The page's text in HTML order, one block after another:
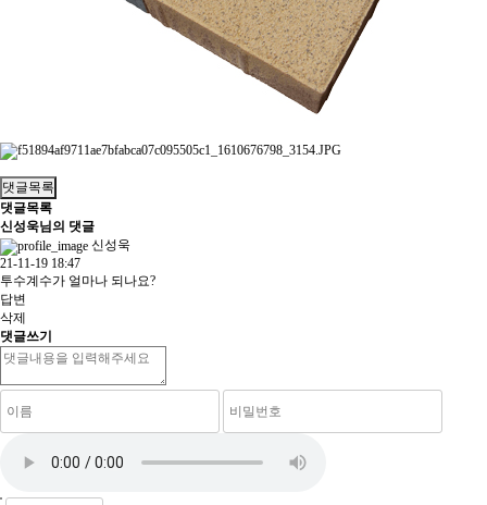
댓글목록
댓글목록
신성욱님의 댓글
신성욱
21-11-19 18:47
투수계수가 얼마나 되나요?
답변
삭제
댓글쓰기